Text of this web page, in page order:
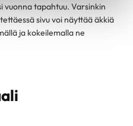
vuonna tapahtuu. Varsinkin
sivu voi näyttää äkkiä
ja kokeilemalla ne